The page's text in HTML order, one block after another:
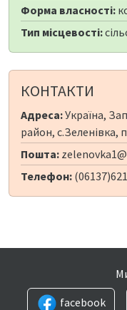
Форма власності:
Тип місцевості:
КОНТАКТИ
Адреса:Україна,
район, с.Зеленівка,
Пошта:
Телефон:
facebook